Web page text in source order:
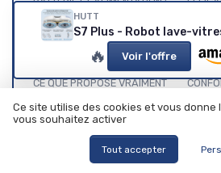
OK, MAIS PAS INFINI
★★★★★
★★★★★
CE QUE PROPOSE VRAIMENT
★★★★★
★★★★★
HUTT
S7 Plus - Robot lave-
🔥 Voir l'offre
Ce site utilise des cookies et vous donne
vous souhaitez activer
Tout accepter